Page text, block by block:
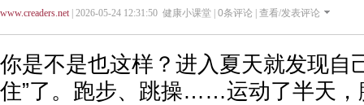
www.creaders.net| 2026-05-24 12:31:50 健康小课堂 | 0条评论 | 查看/发表评论
你是不是也这样？进入夏天就发现自
住”了。跑步、跳操……运动了半天，